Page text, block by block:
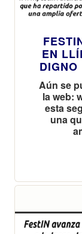
EN
Aún se
la web:
esta
una